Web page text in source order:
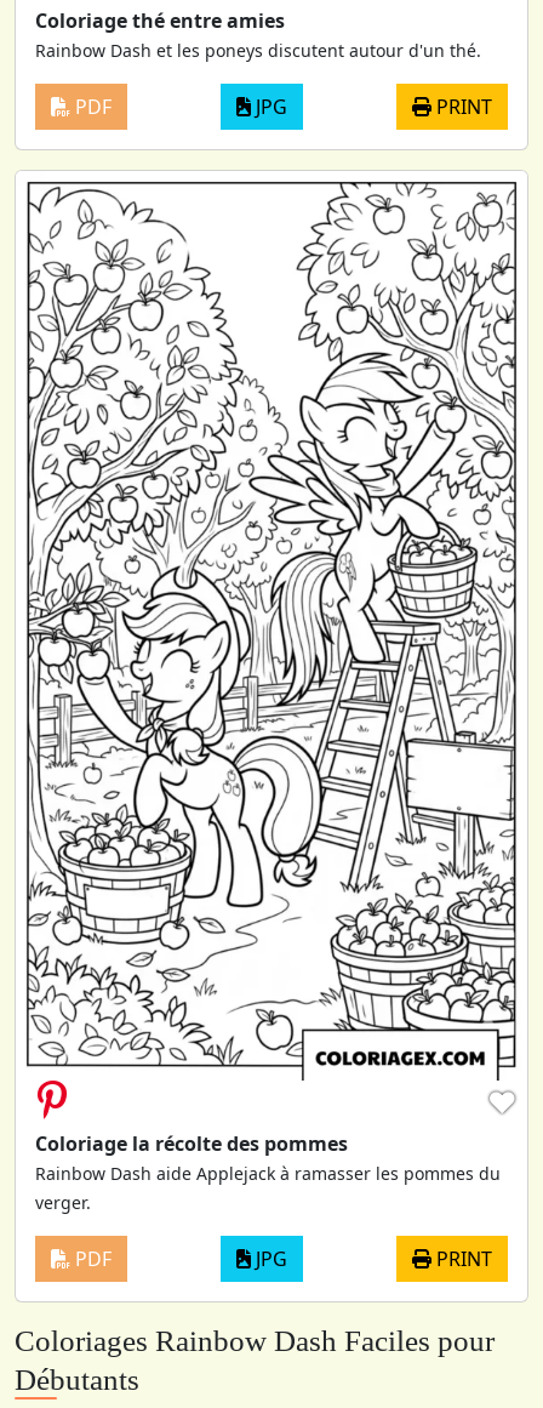
Coloriage thé entre amies
Rainbow Dash et les poneys discutent autour d'un thé.
PDF JPG PRINT
♥
Coloriage la récolte des pommes
Rainbow Dash aide Applejack à ramasser les pommes du
verger.
PDF JPG PRINT
Coloriages Rainbow Dash Faciles pour
Débutants